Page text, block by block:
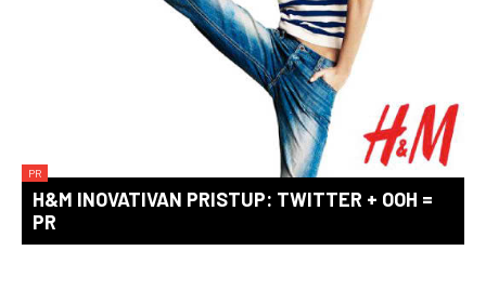
PR
H&M INOVATIVAN PRISTUP: TWITTER + OOH =
PR